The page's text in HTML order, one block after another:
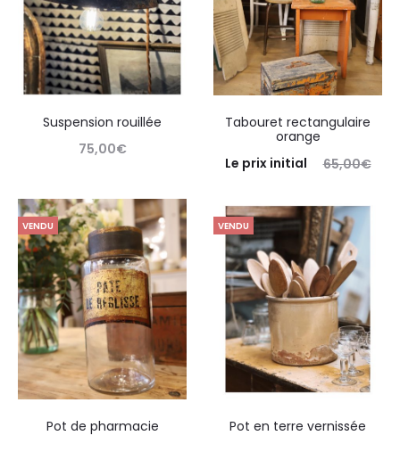
Suspension rouillée
75,00€
Tabouret rectangulaire
orange
65,00€
Le prix initial
prix actuel est : 50,00€.
Retirer en boutique
VENDU
Pot de pharmacie
VENDU
Pot en terre vernissée